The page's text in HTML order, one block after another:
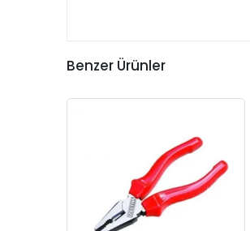
Benzer Ürünler